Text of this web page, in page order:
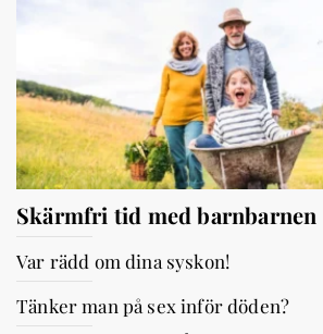
Skärmfri tid med barnbarnen
Var rädd om dina syskon!
Tänker man på sex inför döden?